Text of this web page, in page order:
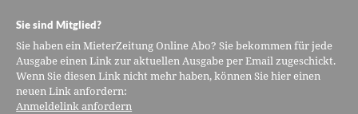
Sie sind Mitglied?
Sie haben ein MieterZeitung Online Abo? Sie bekommen für jede
Ausgabe einen Link zur aktuellen Ausgabe per Email zugeschickt.
Wenn Sie diesen Link nicht mehr haben, können Sie hier einen
neuen Link anfordern:
Anmeldelink anfordern